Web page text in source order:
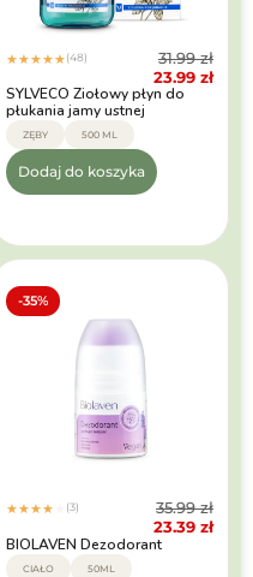
★★★★★(48) 31.99zł
23.99 zł
SYLVECO Ziołowy płyn do
płukania jamy ustnej
ZĘBY 500 ML
Dodaj do koszyka
-35%
★★★★ (3) 35.99zł
23.39 zł
BIOLAVEN Dezodorant
CIAŁO 50ML